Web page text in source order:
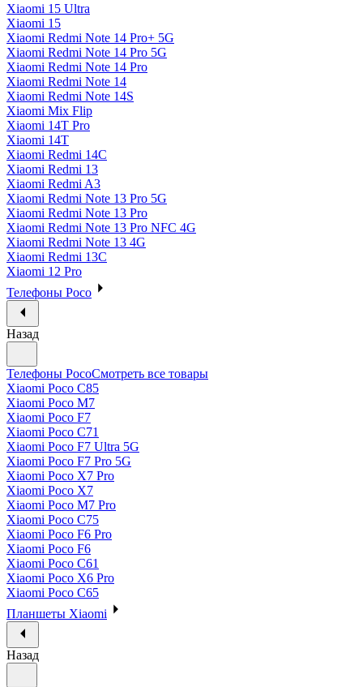
Xiaomi 15 Ultra
Xiaomi 15
Xiaomi Redmi Note 14 Pro+ 5G
Xiaomi Redmi Note 14 Pro 5G
Xiaomi Redmi Note 14 Pro
Xiaomi Redmi Note 14
Xiaomi Redmi Note 14S
Xiaomi Mix Flip
Xiaomi 14T Pro
Xiaomi 14T
Xiaomi Redmi 14C
Xiaomi Redmi 13
Xiaomi Redmi A3
Xiaomi Redmi Note 13 Pro 5G
Xiaomi Redmi Note 13 Pro
Xiaomi Redmi Note 13 Pro NFC 4G
Xiaomi Redmi Note 13 4G
Xiaomi Redmi 13C
Xiaomi 12 Pro
Телефоны Poco
Назад
Телефоны PocoСмотреть все товары
Xiaomi Poco C85
Xiaomi Poco M7
Xiaomi Poco F7
Xiaomi Poco C71
Xiaomi Poco F7 Ultra 5G
Xiaomi Poco F7 Pro 5G
Xiaomi Poco X7 Pro
Xiaomi Poco X7
Xiaomi Poco M7 Pro
Xiaomi Poco C75
Xiaomi Poco F6 Pro
Xiaomi Poco F6
Xiaomi Poco C61
Xiaomi Poco X6 Pro
Xiaomi Poco C65
Планшеты Xiaomi
Назад